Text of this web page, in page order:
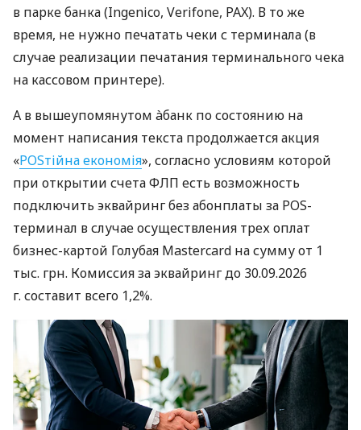
в парке банка (Ingenico, Verifone, PAX). В то же
время, не нужно печатать чеки с терминала (в
случае реализации печатания терминального чека
на кассовом принтере).
А в вышеупомянутом àбанк по состоянию на
момент написания текста продолжается акция
«POSтійна економія», согласно условиям которой
при открытии счета ФЛП есть возможность
подключить эквайринг без абонплаты за POS-
терминал в случае осуществления трех оплат
бизнес-картой Голубая Mastercard на сумму от 1
тыс. грн. Комиссия за эквайринг до 30.09.2026
г. составит всего 1,2%.